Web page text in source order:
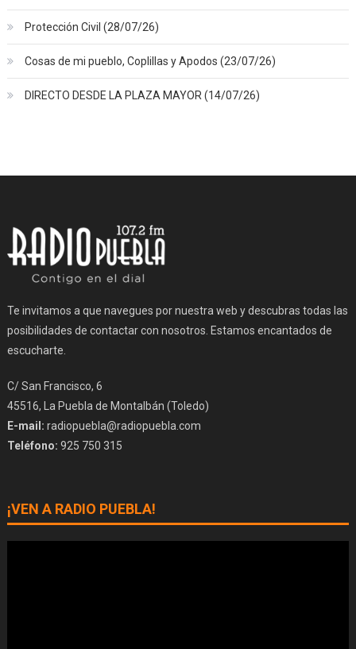
Protección Civil (28/07/26)
Cosas de mi pueblo, Coplillas y Apodos (23/07/26)
DIRECTO DESDE LA PLAZA MAYOR (14/07/26)
Te invitamos a que navegues por nuestra web y descubras todas las
posibilidades de contactar con nosotros. Estamos encantados de
escucharte.
C/ San Francisco, 6
45516, La Puebla de Montalbán (Toledo)
E-mail: radiopuebla@radiopuebla.com
Teléfono: 925 750 315
¡VEN A RADIO PUEBLA!